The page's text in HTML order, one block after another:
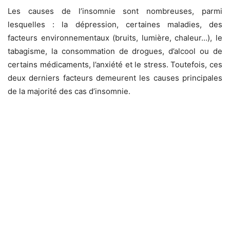
Les causes de l’insomnie sont nombreuses, parmi
lesquelles : la dépression, certaines maladies, des
facteurs environnementaux (bruits, lumière, chaleur…), le
tabagisme, la consommation de drogues, d’alcool ou de
certains médicaments, l’anxiété et le stress. Toutefois, ces
deux derniers facteurs demeurent les causes principales
de la majorité des cas d’insomnie.